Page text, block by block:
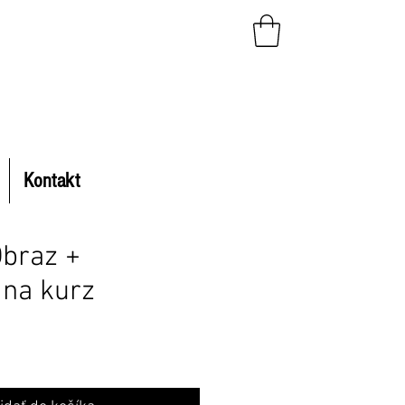
Kontakt
+
kurz